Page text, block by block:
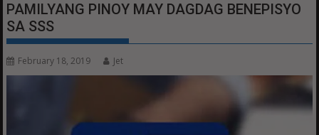
PAMILYANG PINOY MAY DAGDAG BENEPISYO
SA SSS
February 18, 2019 Jet